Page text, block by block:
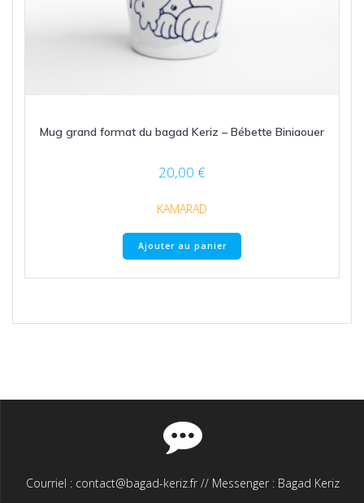
Mug grand format du bagad Keriz – Bébette Biniaouer
20,00 €
KAMARAD
Ajouter au panier
Courriel : contact@bagad-keriz.fr // Messenger : Bagad Keriz